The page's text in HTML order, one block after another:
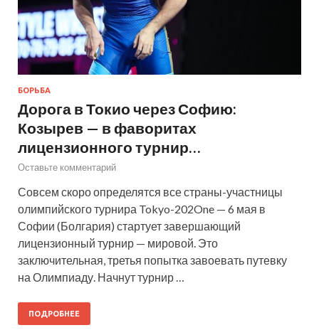
БОРЬБА
Дорога в Токио через Софию:
Козырев — в фаворитах
лицензионного турнир…
Оставьте комментарий
Совсем скоро определятся все страны-участницы
олимпийского турнира Tokyo-202One — 6 мая в
Софии (Болгария) стартует завершающий
лицензионный турнир — мировой. Это
заключительная, третья попытка завоевать путевку
на Олимпиаду. Начнут турнир …
ПОДРОБНЕЕ